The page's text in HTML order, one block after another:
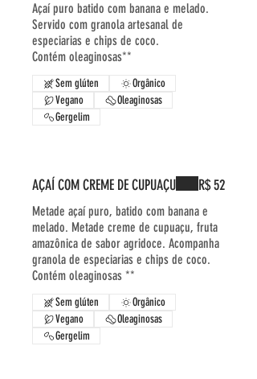
Açaí puro batido com banana e melado.
Servido com granola artesanal de
especiarias e chips de coco.
Contém oleaginosas**
Sem glúten
Orgânico
Vegano
Oleaginosas
Gergelim
AÇAÍ COM CREME DE CUPUAÇU
Metade açaí puro, batido com banana e
melado. Metade creme de cupuaçu, fruta
amazônica de sabor agridoce. Acompanha
granola de especiarias e chips de coco.
Contém oleaginosas **
R$ 52
Sem glúten
Orgânico
Vegano
Oleaginosas
Gergelim